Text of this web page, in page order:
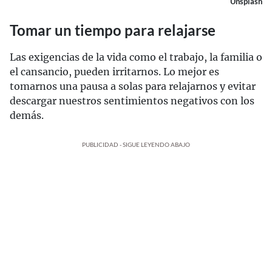
Tomar un tiempo para relajarse
Las exigencias de la vida como el trabajo, la familia o
el cansancio, pueden irritarnos. Lo mejor es
tomarnos una pausa a solas para relajarnos y evitar
descargar nuestros sentimientos negativos con los
demás.
PUBLICIDAD - SIGUE LEYENDO ABAJO